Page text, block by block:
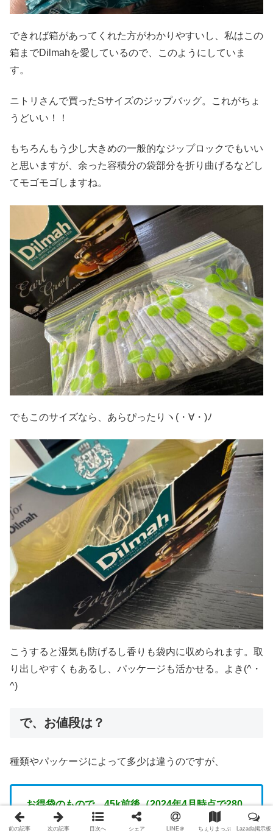
できれば箱があってくれた方がわかりやすいし、私はこの
箱までDilmahを愛しているので、このようにしていま
す。
ニトリさんで買ったSサイズのジップバッグ。これがちょ
うどいい！！
もちろんもう少し大きめの一般的なジップロックでもいい
と思いますが、余った容積分の袋部分を折り曲げるなどし
てモゴモゴしますね。
でもこのサイズなら、あらぴったりヽ(・∀・)ﾉ
こうすると湿気も防げるし香りも袋内に収められます。取
り出しやすくもあるし、パッケージも活かせる。よき(^・
^)
で、お値段は？
種類やパッケージによって多少は違うのですが、
お得袋のもので、45k前後（2024年4月時点で280
円くらい）
前の記事 次の記事 目次へ シェア LINE＠ ちぇりまっぷ Lazada掲示板